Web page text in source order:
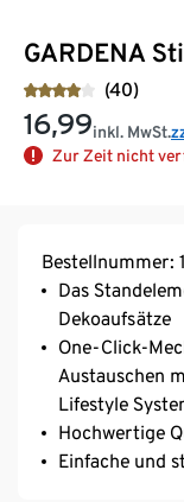
GARDENA
(40)
16,99inkl. MwSt.
Zur Zeit nicht
Bestellnummer:
Das
Dekoaufsätze
One-Click-
Austauschen
Lifestyle
Hochwertige
Einfache und